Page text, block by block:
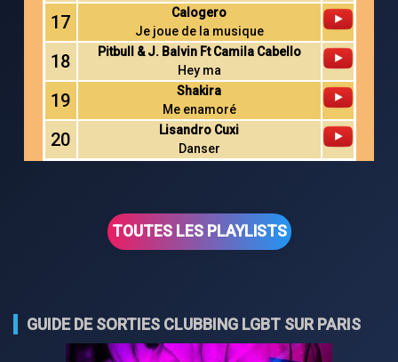
17
Calogero
Je joue de la musique
18
Pitbull & J. Balvin Ft Camila Cabello
Hey ma
19
Shakira
Me enamoré
20
Lisandro Cuxi
Danser
TOUTES LES PLAYLISTS
GUIDE DE SORTIES CLUBBING LGBT SUR PARIS